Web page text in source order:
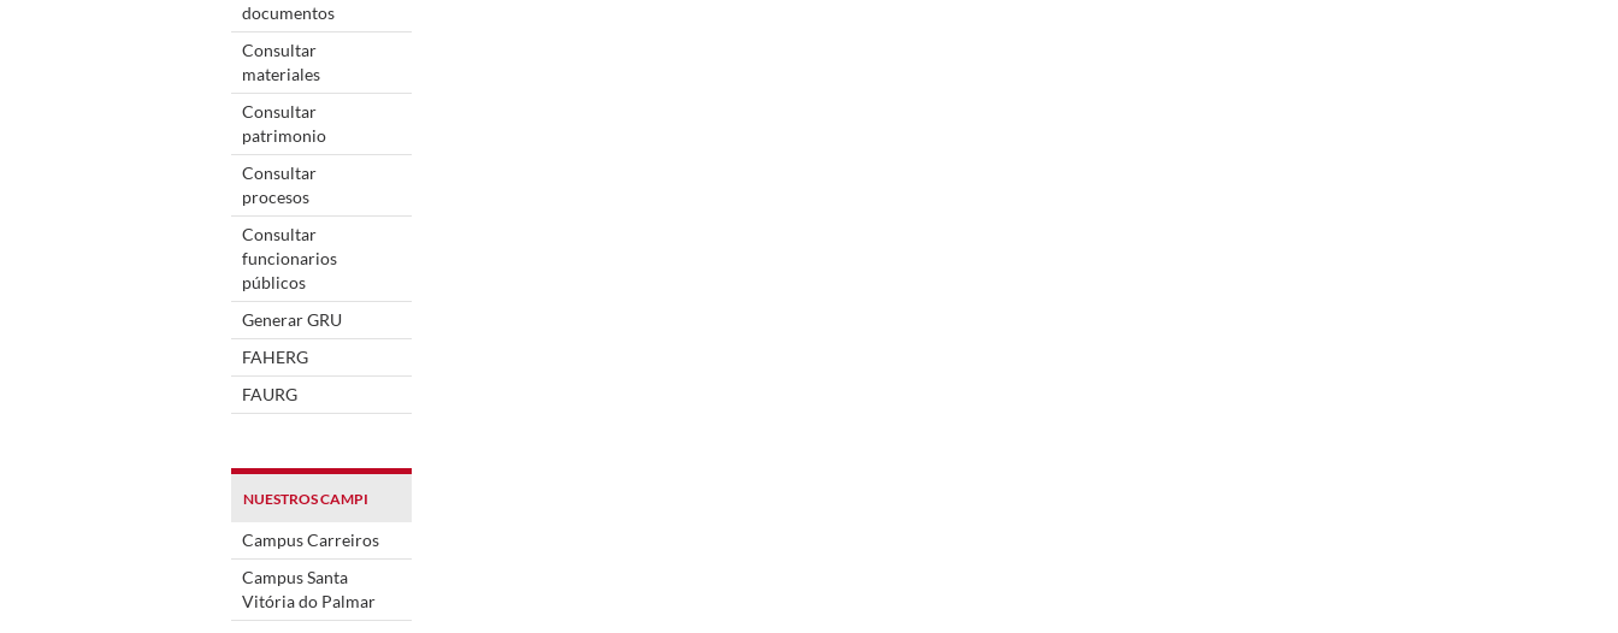
documentos
Consultar
materiales
Consultar
patrimonio
Consultar
procesos
Consultar
funcionarios
públicos
Generar GRU
FAHERG
FAURG
NUESTROS CAMPI
Campus Carreiros
Campus Santa
Vitória do Palmar